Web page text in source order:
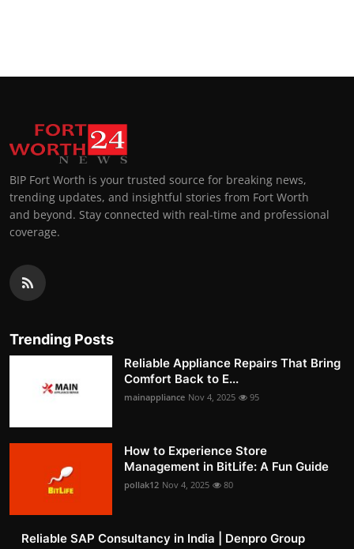
BIP Fort Worth is your trusted source for breaking news,
trending updates, and insightful stories from Fort Worth
and beyond. Stay connected with real-time and professional
coverage.
Trending Posts
Reliable Appliance Repairs That Bring
Comfort Back to E...
mainappliance Nov 4, 2025 95
How to Experience Store
Management in BitLife: A Fun Guide
pollak12 Nov 4, 2025 80
Reliable SAP Consultancy in India | Denpro Group